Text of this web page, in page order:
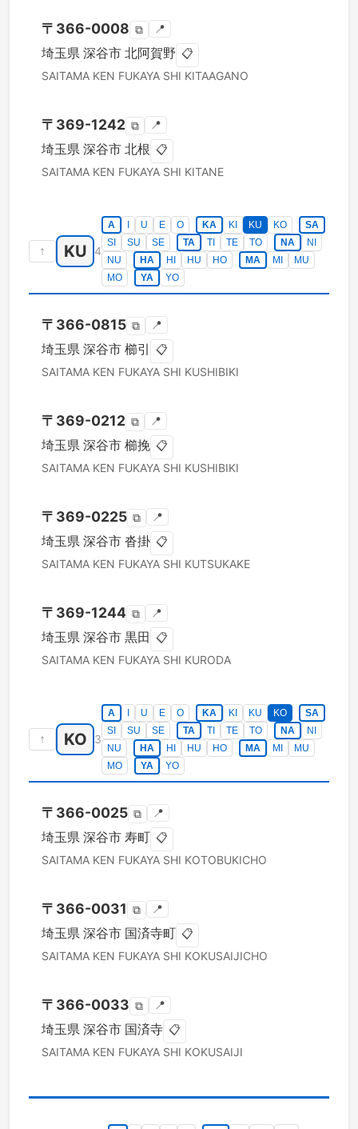
〒 366-0008 ⧉ 📍
埼玉県 深谷市 北阿賀野 📋
SAITAMA KEN FUKAYA SHI KITAAGANO
〒 369-1242 ⧉ 📍
埼玉県 深谷市 北根 📋
SAITAMA KEN FUKAYA SHI KITANE
↑ KU 4
A U E O KA KI KU KO
SA
SI
SU SE TA TI TE TO NA
NI
NU
HA HI HU HO MA MI
MU
MO
YA YO
〒 366-0815 ⧉ 📍
埼玉県 深谷市 櫛引 📋
SAITAMA KEN FUKAYA SHI KUSHIBIKI
〒 369-0212 ⧉ 📍
埼玉県 深谷市 櫛挽 📋
SAITAMA KEN FUKAYA SHI KUSHIBIKI
〒 369-0225 ⧉ 📍
埼玉県 深谷市 沓掛 📋
SAITAMA KEN FUKAYA SHI KUTSUKAKE
〒 369-1244 ⧉ 📍
埼玉県 深谷市 黒田 📋
SAITAMA KEN FUKAYA SHI KURODA
↑ KO 3
A U E O KA KI KU KO
SA
SI
SU SE TA TI TE TO NA
NI
NU
HA HI HU HO MA MI
MU
MO
YA YO
〒 366-0025 ⧉ 📍
埼玉県 深谷市 寿町 📋
SAITAMA KEN FUKAYA SHI KOTOBUKICHO
〒 366-0031 ⧉ 📍
埼玉県 深谷市 国済寺町 📋
SAITAMA KEN FUKAYA SHI KOKUSAIJICHO
〒 366-0033 ⧉ 📍
埼玉県 深谷市 国済寺 📋
SAITAMA KEN FUKAYA SHI KOKUSAIJI